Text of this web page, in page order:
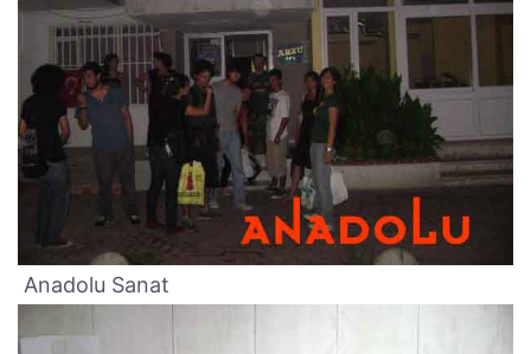
Anadolu Sanat